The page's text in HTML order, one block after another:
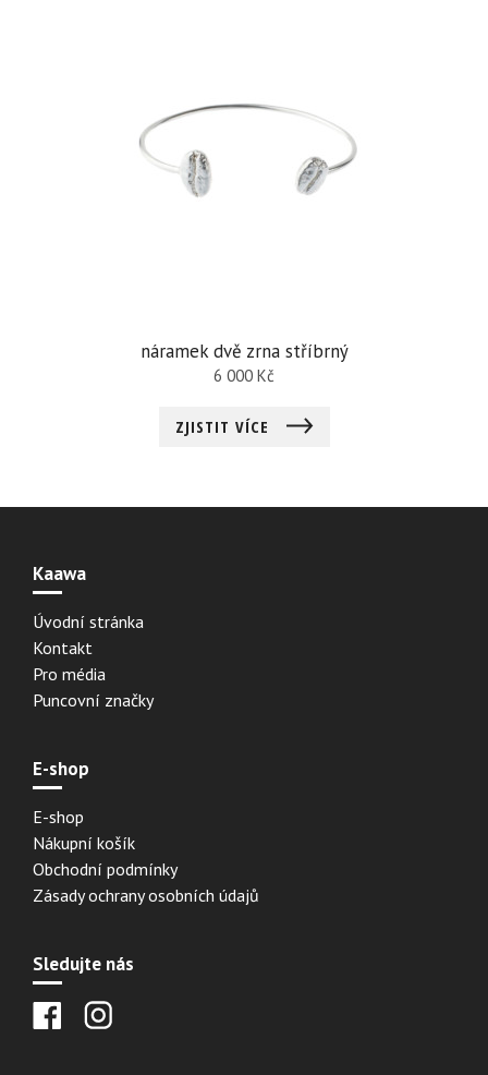
náramek dvě zrna stříbrný
6 000 Kč
ZJISTIT VÍCE
Kaawa
Úvodní stránka
Kontakt
Pro média
Puncovní značky
E-shop
E-shop
Nákupní košík
Obchodní podmínky
Zásady ochrany osobních údajů
Sledujte nás